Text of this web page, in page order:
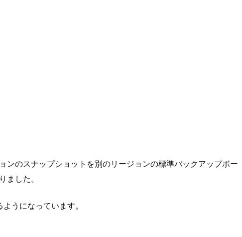
のスナップショットを別のリージョンの標準バックアップボー
した。
うになっています。